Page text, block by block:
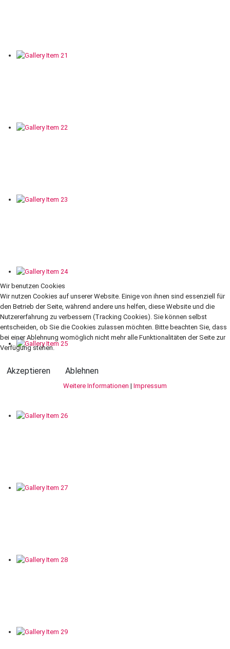
Wir benutzen Cookies
Wir nutzen Cookies auf unserer Website. Einige von ihnen sind essenziell für
den Betrieb der Seite, während andere uns helfen, diese Website und die
Nutzererfahrung zu verbessern (Tracking Cookies). Sie können selbst
entscheiden, ob Sie die Cookies zulassen möchten. Bitte beachten Sie, dass
bei einer Ablehnung womöglich nicht mehr alle Funktionalitäten der Seite zur
Verfügung stehen.
Akzeptieren Ablehnen
Weitere Informationen | Impressum